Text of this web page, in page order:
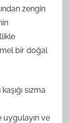
zengin
bir doğal
sızma
ve